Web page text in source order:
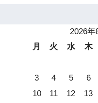
2026年
月
火 水 木
3
4 5 6
10
11 12 13